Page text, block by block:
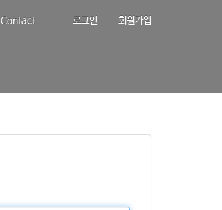
Contact 로그인 회원가입